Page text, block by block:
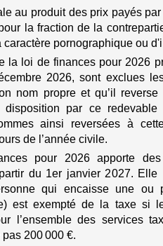
au produit des prix payés
la fraction de la
caractère pornographique ou
la loi de finances pour 2026
2026, sont exclues
nom propre et qu’il
par ce redevable
ainsi reversées à
de l’année civile.
pour 2026 apporte
du 1er janvier 2027.
qui encaisse une ou
est exempté de la taxe si
l’ensemble des services
200 000 €.